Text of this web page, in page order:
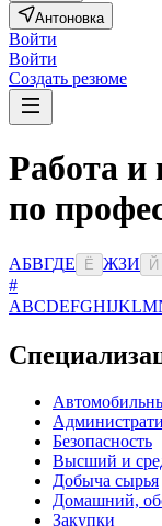
Антоновка
Войти
Войти
Создать резюме
Работа и
по
АБВГДЕ Ё ЖЗИ Й
#
ABCDEFGHIJKLM
Безопасность
Высший и
Добыча сырья
Домашний,
Закупки